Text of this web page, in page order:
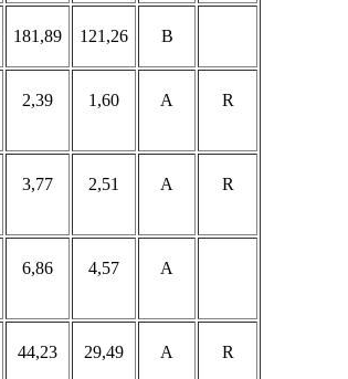
181,89 121,26 B
2,39 1,60 A R
3,77 2,51 A R
6,86 4,57 A
44,23 29,49 A R